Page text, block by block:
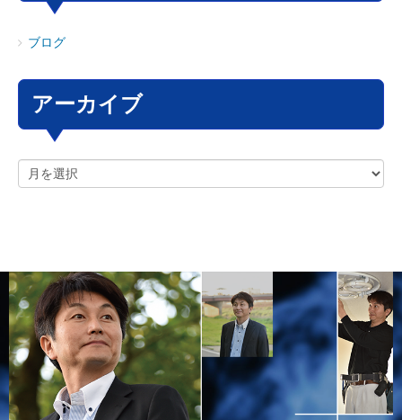
ブログ
アーカイブ